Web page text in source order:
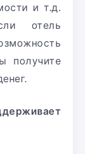
и т.д.
отель
получите